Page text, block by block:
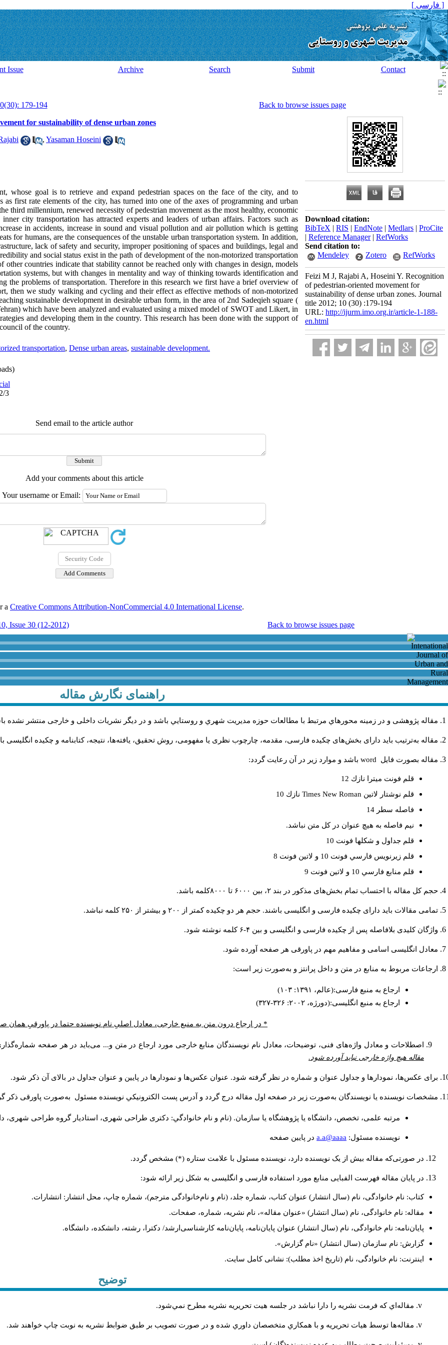
[ فارسی ]
Issue Archive Search Submit Contact
179-194
Back to browse issues page
for sustainability of dense urban zones
, Yasaman Hoseini
whose goal is to retrieve and expand pedestrian spaces on the face of the city, and to
as first rate elements of the city, has turned into one of the axes of programming and urban
third millennium, renewed necessity of pedestrian movement as the most healthy, economic
city transportation has attracted experts and leaders of urban affairs. Factors such as
in accidents, increase in sound and visual pollution and air pollution which is getting
for humans, are the consequences of the unstable urban transportation system. In addition,
lack of safety and security, improper positioning of spaces and buildings, legal and
and social status exist in the path of development of the non-motorized transportation
other countries indicate that stability cannot be reached only with changes in design, models
systems, but with changes in mentality and way of thinking towards identification and
the problems of transportation. Therefore in this research we first have a brief overview of
then we study walking and cycling and their effect as effective methods of non-motorized
sustainable development in desirable urban form, in the area of 2nd Sadeqieh square (
which have been analyzed and evaluated using a mixed model of SWOT and Likert, in
and developing them in the country. This research has been done with the support of
of the country.
transportation, Dense urban areas, sustainable development.
3
Send email to the article author
Add your comments about this article
Your username or Email:
Download citation:
BibTeX | RIS | EndNote | Medlars | ProCite
| Reference Manager| RefWorks
Send citation to:
Mendeley
Zotero RefWorks
Feizi M J, Rajabi A, Hoseini Y. Recognition
of pedestrian-oriented movement for
sustainability of dense urban zones. Journal
title 2012; 10 (30) :179-194
URL: http://ijurm.imo.org.ir/article-1-188-
en.html
a Creative Commons Attribution-NonCommercial 4.0 International License.
Issue 30 (12-2012) Back to browse issues page
راهنمای نگارش مقاله
مقاله پژوهشی و در زمینه محورهاي مرتبط با مطالعات حوزه مديريت شهري و روستايي باشد و در دیگر نشریات داخلی و خارجی منتشر نشده
مقاله به‌ترتیب باید دارای بخش‌های چکیده فارسی، مقدمه، چارچوب نظری یا مفهومی، روش تحقیق، یافته‌ها، نتیجه، کتابنامه و چکیده انگلیسی
مقاله بصورت فايل word باشد و موارد زير در آن رعايت گردد:
قلم فونت ميترا نازك 12
قلم نوشتار لاتين Times New Roman نازك 10
فاصله سطر 14
نيم فاصله به هيچ عنوان در كل متن نباشد.
قلم جداول و شكلها فونت 10
قلم زيرنويس فارسي فونت 10 و لاتين فونت 8
قلم منابع فارسي 10 و لاتين فونت 9
حجم کل مقاله با احتساب تمام بخش‌های مذکور در بند ۲، بین ۶۰۰۰ تا ۸۰۰۰کلمه باشد.
تمامی مقالات باید دارای چکیده فارسی و انگلیسی باشند. حجم هر دو چکیده کمتر از ۲۰۰ و بیشتر از ۲۵۰ کلمه نباشد.
واژگان کلیدی بلافاصله پس از چکیده فارسی و انگلیسی و بین ۴-۶ کلمه نوشته شود.
معادل انگلیسی اسامی و مفاهیم مهم در پاورقی هر صفحه آورده شود.
ارجاعات مربوط به منابع در متن و داخل پرانتز و به‌صورت زیر است:
ارجاع به منبع فارسی:(عالم، ۱۳۹۱: ۱۰۳)
ارجاع به منبع انگلیسی:(دورژه، ۲۰۰۲: ۳۲۶-۳۲۷)
* در ارجاع درون متن به منبع خارجی، معادل اصلیِ نام نویسنده حتما در پاورقیِ همان
اصطلاحات و معادل واژه‌های فنی، توضیحات، معادل نام نویسندگان منابع خارجی مورد ارجاع در متن و... می‌باید در هر صفحه
مقاله هیچ واژه خارجی نباید آورده شود.
برای عکس‌ها، نمودارها و جداول عنوان و شماره در نظر گرفته شود. عنوان عکس‌ها و نمودارها در پایین و عنوان جداول در بالای آن ذکر شود.
مشخصات نویسنده یا نویسندگان به‌صورت زیر در صفحه اول مقاله درج گردد و آدرس پست الكترونيكي نويسنده مسئول به‌صورت پاورقی ذکر
مرتبه علمی، تخصص، دانشگاه یا پژوهشگاه یا سازمان. (نام و نام خانوادگي: دکتری طراحی شهری، استادیار گروه طراحی شهری،
نويسنده مسئول: a.a@aaaa در پايين صفحه
در صورتی‌که مقاله بیش از یک نویسنده دارد، نویسنده مسئول با علامت ستاره (*) مشخص گردد.
در پایان مقاله فهرست الفبایی منابع مورد استفاده فارسی و انگلیسی به شکل زیر ارائه شود:
کتاب: نام خانوادگی، نام (سال انتشار) عنوان کتاب، شماره جلد، (نام و نام‌خانوادگی مترجم)، شماره چاپ، محل انتشار: انتشارات.
مقاله: نام خانوادگی، نام (سال انتشار) «عنوان مقاله»، نام نشریه، شماره، صفحات.
پایان‌نامه: نام خانوادگی، نام (سال انتشار) عنوان پایان‌نامه، پایان‌نامه کارشناسی‌ارشد/ دکترا، رشته، دانشکده، دانشگاه.
گزارش: نام سازمان (سال انتشار) «نام گزارش».
اینترنت: نام خانوادگی، نام (تاریخ اخذ مطلب): نشانی کامل سایت.
توضیح
مقاله‌اي كه فرمت نشريه را دارا نباشد در جلسه هيت تحريريه نشريه مطرح نمي‌شود.
مقاله‌ها توسط هیات تحريريه و با همکاري متخصصان داوري شده و در صورت تصويب بر طبق ضوابط نشريه به نوبت چاپ خواهند شد.